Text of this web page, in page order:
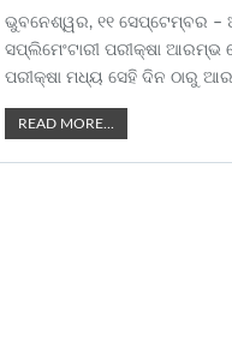
ଭୁବନେଶ୍ୱର, ୧୧ ସେପ୍ଟେମ୍ବର –
ସପ୍ଲିମେଂଟାରୀ ପରୀକ୍ଷା ଆରମ୍ଭ
ପରୀକ୍ଷା ମଧ୍ୟ ସେହି ଦିନ ଠାରୁ
READ MORE...